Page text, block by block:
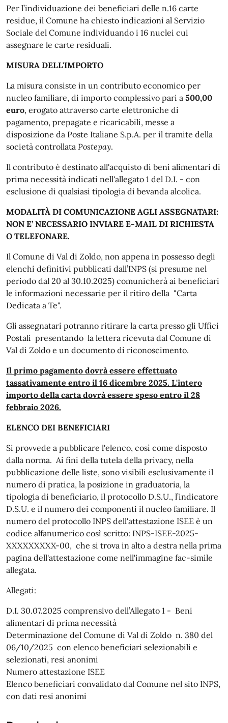
Per l’individuazione dei beneficiari delle n.16 carte
residue, il Comune ha chiesto indicazioni al Servizio
Sociale del Comune individuando i 16 nuclei cui
assegnare le carte residuali.
MISURA DELL'IMPORTO
La misura consiste in un contributo economico per
nucleo familiare, di importo complessivo pari a 500,00
euro, erogato attraverso carte elettroniche di
pagamento, prepagate e ricaricabili, messe a
disposizione da Poste Italiane S.p.A. per il tramite della
società controllata Postepay.
Il contributo è destinato all'acquisto di beni alimentari di
prima necessità indicati nell'allegato 1 del D.I. - con
esclusione di qualsiasi tipologia di bevanda alcolica.
MODALITÀ DI COMUNICAZIONE AGLI ASSEGNATARI:
NON E’ NECESSARIO INVIARE E-MAIL DI RICHIESTA
O TELEFONARE.
Il Comune di Val di Zoldo, non appena in possesso degli
elenchi definitivi pubblicati dall’INPS (si presume nel
periodo dal 20 al 30.10.2025) comunicherà ai beneficiari
le informazioni necessarie per il ritiro della "Carta
Dedicata a Te".
Gli assegnatari potranno ritirare la carta presso gli Uffici
Postali presentando la lettera ricevuta dal Comune di
Val di Zoldo e un documento di riconoscimento.
Il primo pagamento dovrà essere effettuato
tassativamente entro il 16 dicembre 2025. L'intero
importo della carta dovrà essere speso entro il 28
febbraio 2026.
ELENCO DEI BENEFICIARI
Si provvede a pubblicare l'elenco, così come disposto
dalla norma. Ai fini della tutela della privacy, nella
pubblicazione delle liste, sono visibili esclusivamente il
numero di pratica, la posizione in graduatoria, la
tipologia di beneficiario, il protocollo D.S.U., l’indicatore
D.S.U. e il numero dei componenti il nucleo familiare. Il
numero del protocollo INPS dell'attestazione ISEE è un
codice alfanumerico così scritto: INPS-ISEE-2025-
XXXXXXXXX-00, che si trova in alto a destra nella prima
pagina dell'attestazione come nell'immagine fac-simile
allegata.
Allegati:
D.I. 30.07.2025 comprensivo dell’Allegato 1 - Beni
alimentari di prima necessità
Determinazione del Comune di Val di Zoldo n. 380 del
06/10/2025 con elenco beneficiari selezionabili e
selezionati, resi anonimi
Numero attestazione ISEE
Elenco beneficiari convalidato dal Comune nel sito INPS,
con dati resi anonimi